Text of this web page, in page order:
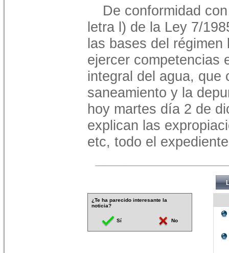
De conformidad
letra l) de la Ley 7/
las bases del
ejercer competencias
integral del agua, que
saneamiento y la
hoy martes día 2 de
explican las
etc, todo el
¿Te ha parecido interesante la
noticia?
Sí No